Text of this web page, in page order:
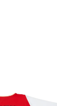
Home Shirt